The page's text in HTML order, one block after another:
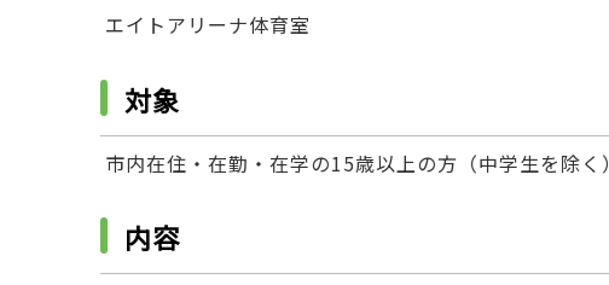
エイトアリーナ体育室
対象
市内在住・在勤・在学の15歳以上の方（中学生を除く）
内容